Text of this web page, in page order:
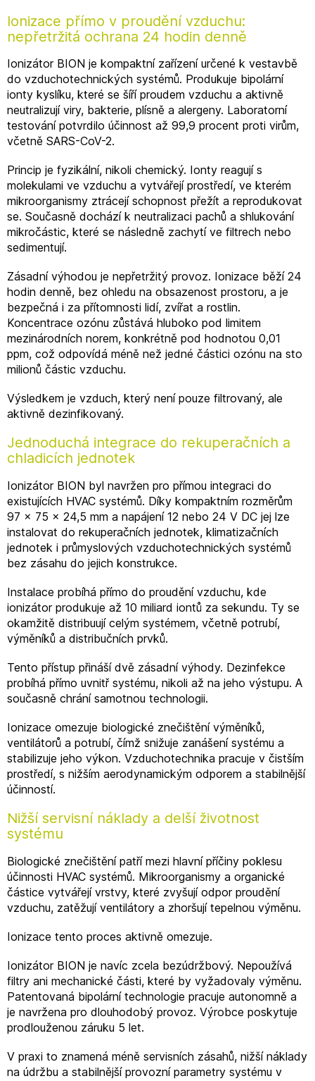
Ionizace přímo v proudění vzduchu:
nepřetržitá ochrana 24 hodin denně
Ionizátor BION je kompaktní zařízení určené k vestavbě
do vzduchotechnických systémů. Produkuje bipolární
ionty kyslíku, které se šíří proudem vzduchu a aktivně
neutralizují viry, bakterie, plísně a alergeny. Laboratorní
testování potvrdilo účinnost až 99,9 procent proti virům,
včetně SARS-CoV-2.
Princip je fyzikální, nikoli chemický. Ionty reagují s
molekulami ve vzduchu a vytvářejí prostředí, ve kterém
mikroorganismy ztrácejí schopnost přežít a reprodukovat
se. Současně dochází k neutralizaci pachů a shlukování
mikročástic, které se následně zachytí ve filtrech nebo
sedimentují.
Zásadní výhodou je nepřetržitý provoz. Ionizace běží 24
hodin denně, bez ohledu na obsazenost prostoru, a je
bezpečná i za přítomnosti lidí, zvířat a rostlin.
Koncentrace ozónu zůstává hluboko pod limitem
mezinárodních norem, konkrétně pod hodnotou 0,01
ppm, což odpovídá méně než jedné částici ozónu na sto
milionů částic vzduchu.
Výsledkem je vzduch, který není pouze filtrovaný, ale
aktivně dezinfikovaný.
Jednoduchá integrace do rekuperačních a
chladicích jednotek
Ionizátor BION byl navržen pro přímou integraci do
existujících HVAC systémů. Díky kompaktním rozměrům
97 × 75 × 24,5 mm a napájení 12 nebo 24 V DC jej lze
instalovat do rekuperačních jednotek, klimatizačních
jednotek i průmyslových vzduchotechnických systémů
bez zásahu do jejich konstrukce.
Instalace probíhá přímo do proudění vzduchu, kde
ionizátor produkuje až 10 miliard iontů za sekundu. Ty se
okamžitě distribuují celým systémem, včetně potrubí,
výměníků a distribučních prvků.
Tento přístup přináší dvě zásadní výhody. Dezinfekce
probíhá přímo uvnitř systému, nikoli až na jeho výstupu. A
současně chrání samotnou technologii.
Ionizace omezuje biologické znečištění výměníků,
ventilátorů a potrubí, čímž snižuje zanášení systému a
stabilizuje jeho výkon. Vzduchotechnika pracuje v čistším
prostředí, s nižším aerodynamickým odporem a stabilnější
účinností.
Nižší servisní náklady a delší životnost
systému
Biologické znečištění patří mezi hlavní příčiny poklesu
účinnosti HVAC systémů. Mikroorganismy a organické
částice vytvářejí vrstvy, které zvyšují odpor proudění
vzduchu, zatěžují ventilátory a zhoršují tepelnou výměnu.
Ionizace tento proces aktivně omezuje.
Ionizátor BION je navíc zcela bezúdržbový. Nepoužívá
filtry ani mechanické části, které by vyžadovaly výměnu.
Patentovaná bipolární technologie pracuje autonomně a
je navržena pro dlouhodobý provoz. Výrobce poskytuje
prodlouženou záruku 5 let.
V praxi to znamená méně servisních zásahů, nižší náklady
na údržbu a stabilnější provozní parametry systému v